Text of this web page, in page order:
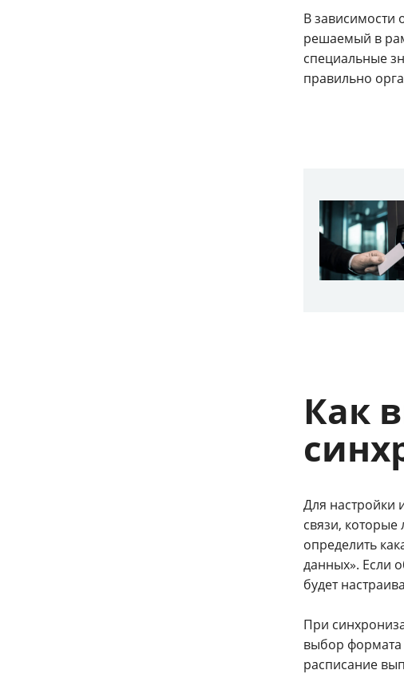
В зависимости
решаемый в
специальные
правильно
Как
Для настройки
связи,
определить
данных». Если
будет
При
выбор
расписание